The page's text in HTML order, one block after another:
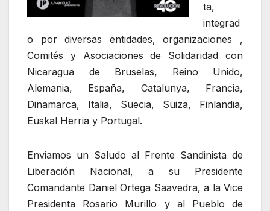
ta,
integrad
o por diversas entidades, organizaciones ,
Comités y Asociaciones de Solidaridad con
Nicaragua de Bruselas, Reino Unido,
Alemania, España, Catalunya, Francia,
Dinamarca, Italia, Suecia, Suiza, Finlandia,
Euskal Herria y Portugal.
Enviamos un Saludo al Frente Sandinista de
Liberación Nacional, a su Presidente
Comandante Daniel Ortega Saavedra, a la Vice
Presidenta Rosario Murillo y al Pueblo de